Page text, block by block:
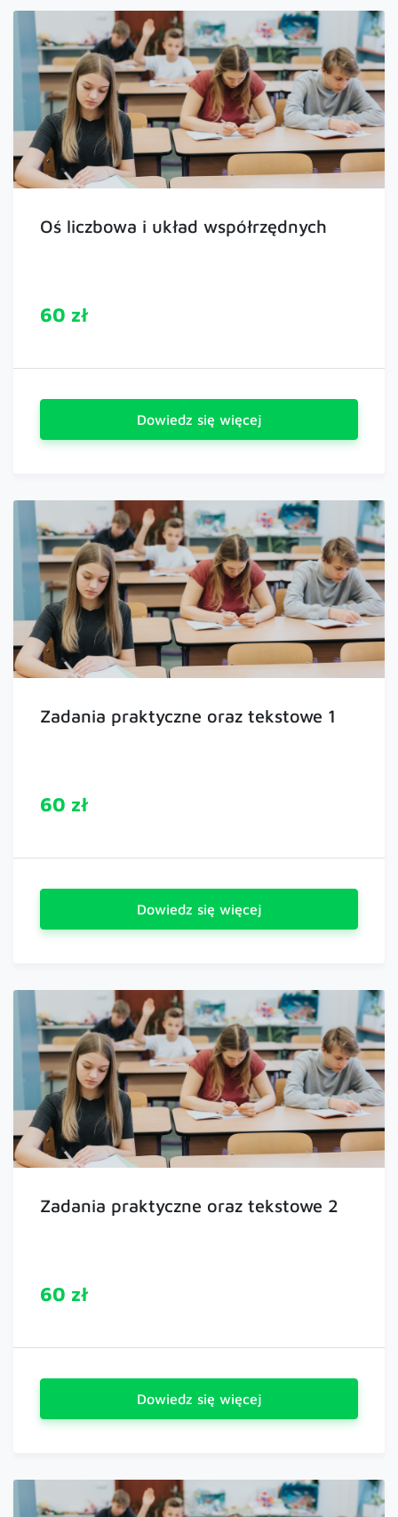
Oś liczbowa i układ współrzędnych
60 zł
Dowiedz się więcej
Zadania praktyczne oraz tekstowe 1
60 zł
Dowiedz się więcej
Zadania praktyczne oraz tekstowe 2
60 zł
Dowiedz się więcej